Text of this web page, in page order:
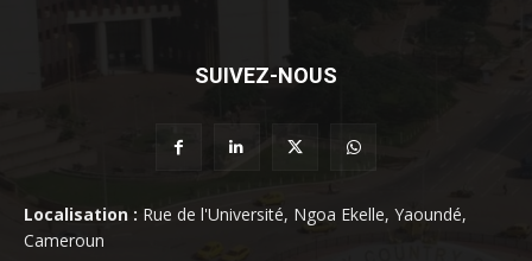
SUIVEZ-NOUS
Localisation : Rue de l'Université, Ngoa Ekelle, Yaoundé,
Cameroun